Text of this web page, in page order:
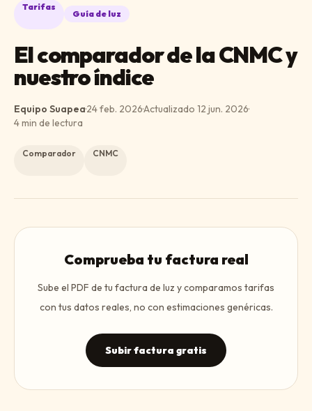
Tarifas
Guía de luz
El comparador de la CNMC y
nuestro índice
Equipo Suapea·24 feb. 2026·Actualizado 12 jun. 2026·
4min de lectura
Comparador CNMC
Comprueba tu factura real
Sube el PDF de tu factura de luz y comparamos tarifas
con tus datos reales, no con estimaciones genéricas.
Subir factura gratis